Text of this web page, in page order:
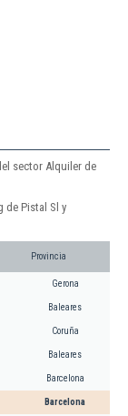
sector Alquiler de
de Pistal Sl y
Provincia
Gerona
Baleares
Coruña
Baleares
Barcelona
Barcelona